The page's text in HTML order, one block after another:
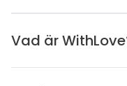
Vad är